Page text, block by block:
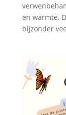
en warmte.
bijzonder